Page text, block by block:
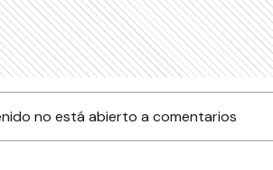
no está abierto a comentarios